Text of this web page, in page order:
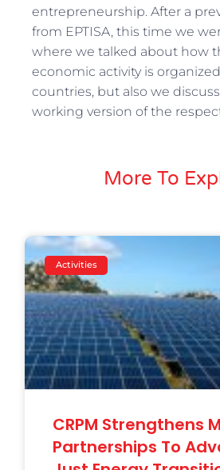
entrepreneurship. After a
from EPTISA, this time we
where we talked about how
economic activity is
countries, but also we
working version of the
More To
Activities
CRPM Strengthens
Partnerships To